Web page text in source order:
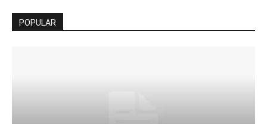
POPULAR